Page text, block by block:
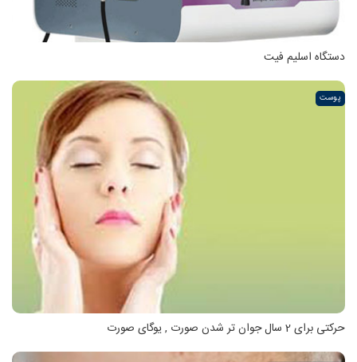
دستگاه اسلیم فیت
پوست
حرکتی برای 2 سال جوان تر شدن صورت , یوگای صورت